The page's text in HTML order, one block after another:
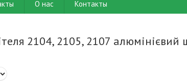
О нас Контакты
2104, 2105, 2107 алюмінієвий